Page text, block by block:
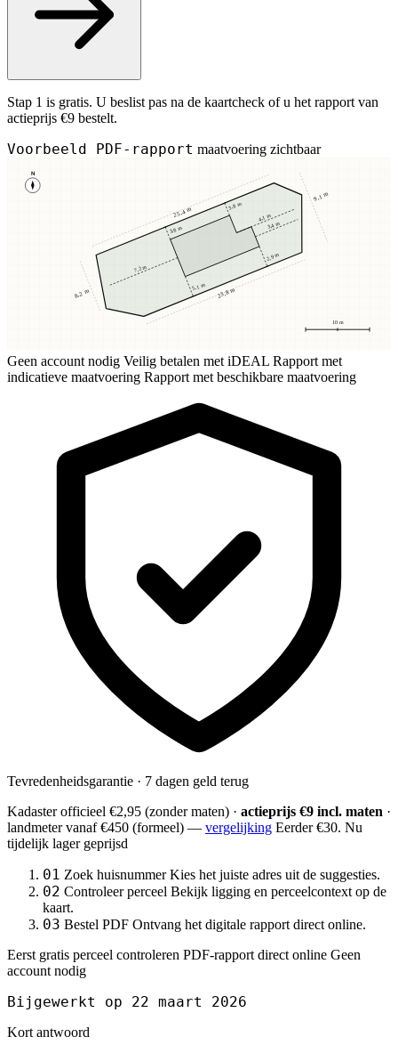
Stap 1 is gratis. U beslist pas na de kaartcheck of u het rapport van
actieprijs €9 bestelt.
Voorbeeld PDF-rapport maatvoering zichtbaar
N
10 m
3,8 m
3,8 m
5,1 m
2,9 m
7,2 m
3,4 m
4,1 m
25,4 m
23,8 m
8,2 m
9,1 m
Geen account nodig Veilig betalen met iDEAL Rapport met
indicatieve maatvoering Rapport met beschikbare maatvoering
Tevredenheidsgarantie · 7 dagen geld terug
Kadaster officieel €2,95 (zonder maten) · actieprijs €9 incl. maten ·
landmetervanaf €450 (formeel) — vergelijking Eerder €30. Nu
tijdelijk lager geprijsd
01 Zoek huisnummer Kies het juiste adres uit de suggesties.
02 Controleer perceel Bekijk ligging en perceelcontext op de
kaart.
03 Bestel PDF Ontvang het digitale rapport direct online.
Eerst gratis perceel controleren PDF-rapport direct online Geen
account nodig
Bijgewerkt op 22 maart 2026
Kort antwoord